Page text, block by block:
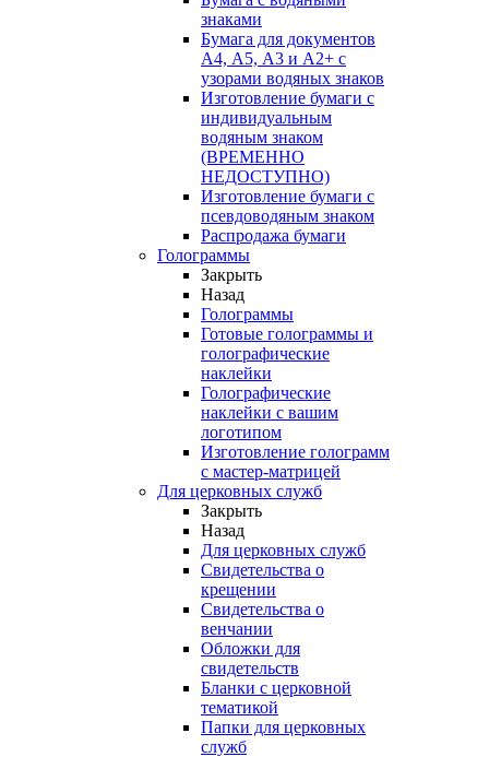
знаками
Бумага для документов
А4, А5, А3 и А2+ с
узорами водяных знаков
Изготовление бумаги с
индивидуальным
водяным знаком
(ВРЕМЕННО
НЕДОСТУПНО)
Изготовление бумаги с
псевдоводяным знаком
Распродажа бумаги
Голограммы
Закрыть
Назад
Голограммы
Готовые голограммы и
голографические
наклейки
Голографические
наклейки с вашим
логотипом
Изготовление голограмм
с мастер-матрицей
Для церковных служб
Закрыть
Назад
Для церковных служб
Свидетельства о
крещении
Свидетельства о
венчании
Обложки для
свидетельств
Бланки с церковной
тематикой
Папки для церковных
служб